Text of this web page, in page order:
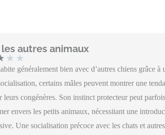
autres animaux
★ ★
généralement bien avec d’autres chiens grâce à
certains mâles peuvent montrer une
leurs congénères. Son instinct protecteur peut parfois
envers les petits animaux, nécessitant une
Une socialisation précoce avec les chats et autres